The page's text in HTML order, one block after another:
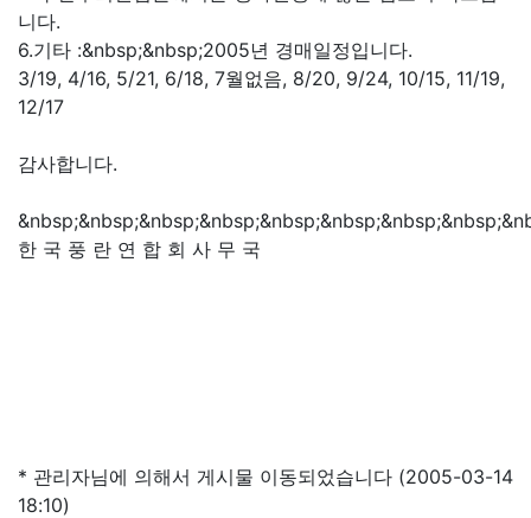
니다.
6.기타 :&nbsp;&nbsp;2005년 경매일정입니다.
3/19, 4/16, 5/21, 6/18, 7월없음, 8/20, 9/24, 10/15, 11/19,
12/17
감사합니다.
한 국 풍 란 연 합 회 사 무 국
* 관리자님에 의해서 게시물 이동되었습니다 (2005-03-14
18:10)